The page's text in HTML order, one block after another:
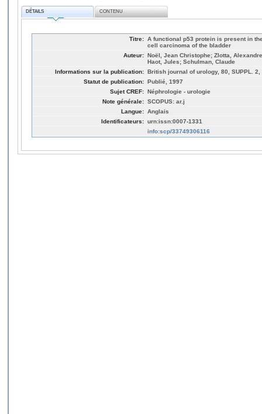
DÉTAILS CONTENU
Titre: A functional p53 protein is present in
cell carcinoma of the bladder
Auteur: Noël, Jean Christophe; Zlotta,
Haot, Jules; Schulman, Claude
Informations sur la publication: British journal of urology, 80, SUPPL. 2,
Statut de publication: Publié, 1997
Sujet CREF: Néphrologie - urologie
Note générale: SCOPUS: ar.j
Langue: Anglais
Identificateurs: urn:issn:0007-1331
info:scp/33749306116